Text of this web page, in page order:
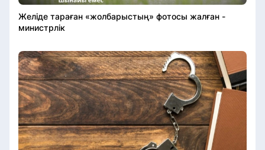
Желіде тараған «жолбарыстың» фотосы жалған -
министрлік